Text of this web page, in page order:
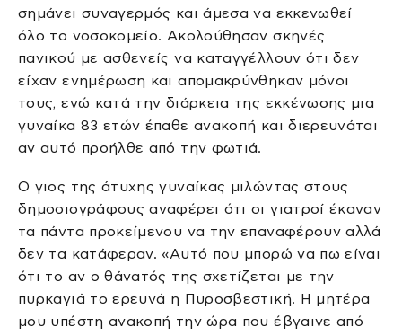
σημάνει συναγερμός και άμεσα να εκκενωθεί
όλο το νοσοκομείο. Ακολούθησαν σκηνές
πανικού με ασθενείς να καταγγέλλουν ότι δεν
είχαν ενημέρωση και απομακρύνθηκαν μόνοι
τους, ενώ κατά την διάρκεια της εκκένωσης μια
γυναίκα 83 ετών έπαθε ανακοπή και διερευνάται
αν αυτό προήλθε από την φωτιά.
Ο γιος της άτυχης γυναίκας μιλώντας στους
δημοσιογράφους αναφέρει ότι οι γιατροί έκαναν
τα πάντα προκείμενου να την επαναφέρουν αλλά
δεν τα κατάφεραν. «Αυτό που μπορώ να πω είναι
ότι το αν ο θάνατός της σχετίζεται με την
πυρκαγιά το ερευνά η Πυροσβεστική. Η μητέρα
μου υπέστη ανακοπή την ώρα που έβγαινε από